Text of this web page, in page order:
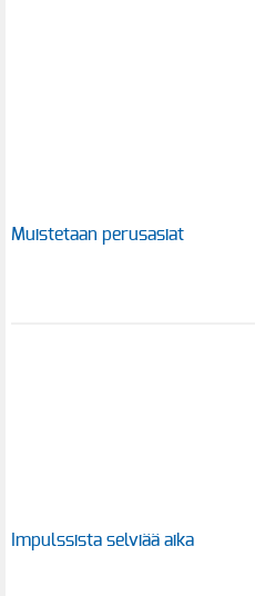
Muistetaan perusasiat
Impulssista selviää aika